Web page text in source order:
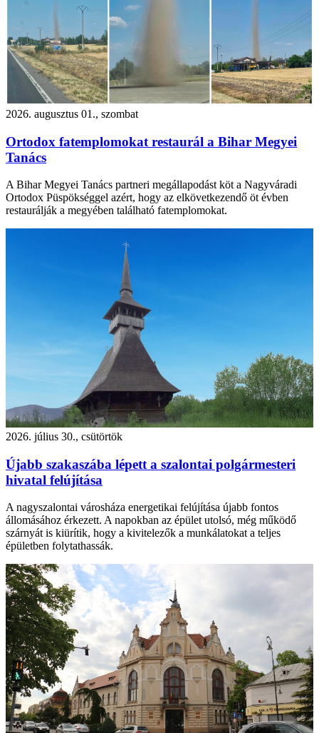
2026. augusztus 01., szombat
Ortodox fatemplomokat restaurál a Bihar Megyei
Tanács
A Bihar Megyei Tanács partneri megállapodást köt a Nagyváradi
Ortodox Püspökséggel azért, hogy az elkövetkezendő öt évben
restaurálják a megyében található fatemplomokat.
2026. július 30., csütörtök
Újabb szakaszába lépett a szalontai polgármesteri
hivatal felújítása
A nagyszalontai városháza energetikai felújítása újabb fontos
állomásához érkezett. A napokban az épület utolsó, még működő
szárnyát is kiürítik, hogy a kivitelezők a munkálatokat a teljes
épületben folytathassák.